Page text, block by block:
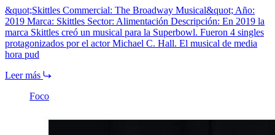
&quot;Skittles Commercial: The Broadway Musical&quot; Año:
2019 Marca: Skittles Sector: Alimentación Descripción: En 2019 la
marca Skittles creó un musical para la Superbowl. Fueron 4 singles
protagonizados por el actor Michael C. Hall. El musical de media
hora pud
Leer más
Foco